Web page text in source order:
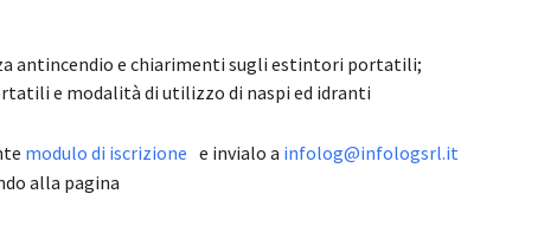
antincendio e chiarimenti sugli estintori portatili;
e modalità di utilizzo di naspi ed idranti
modulo di iscrizione e invialo a infolog@infologsrl.it
alla pagina